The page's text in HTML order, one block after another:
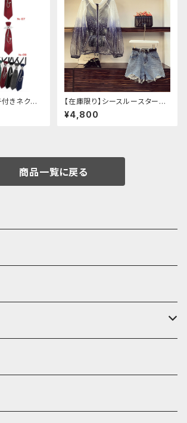
きネクタ
【在庫限り】シースルースターリ
ージャケットデニムパンツセット
アップ
¥4,800
商品一覧に戻る
シャ